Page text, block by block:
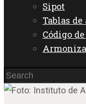
Sipot
Tablas
Código